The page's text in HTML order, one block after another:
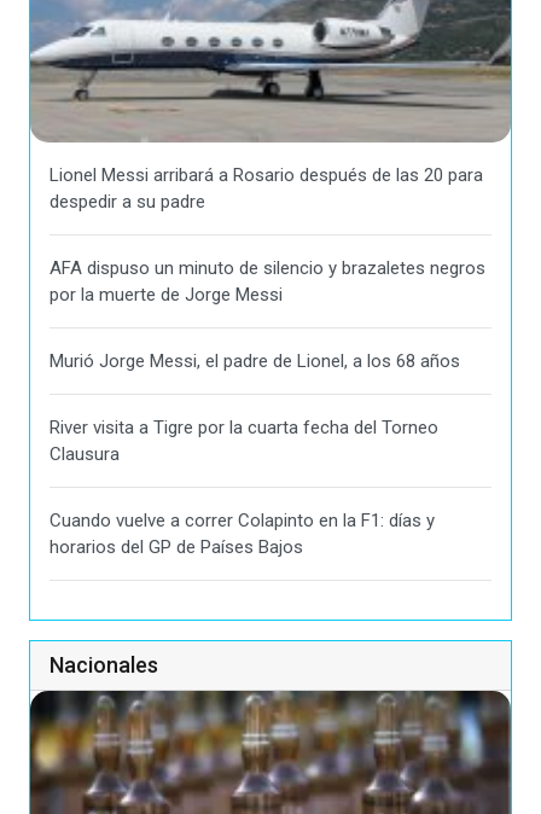
Lionel Messi arribará a Rosario después de las 20 para
despedir a su padre
AFA dispuso un minuto de silencio y brazaletes negros
por la muerte de Jorge Messi
Murió Jorge Messi, el padre de Lionel, a los 68 años
River visita a Tigre por la cuarta fecha del Torneo
Clausura
Cuando vuelve a correr Colapinto en la F1: días y
horarios del GP de Países Bajos
Nacionales